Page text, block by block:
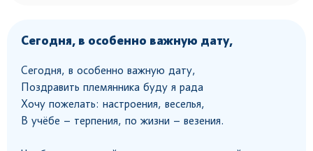
Сегодня, в особенно важную дату,
Сегодня, в особенно важную дату,
Поздравить племянника буду я рада
Хочу пожелать: настроения, веселья,
В учёбе – терпения, по жизни – везения.